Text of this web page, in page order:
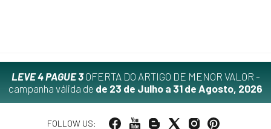
LEVE 4 PAGUE 3OFERTA DO ARTIGO DE MENOR VALOR -
campanha válida de de 23 de Julho a 31 de Agosto, 2026
FOLLOW US: